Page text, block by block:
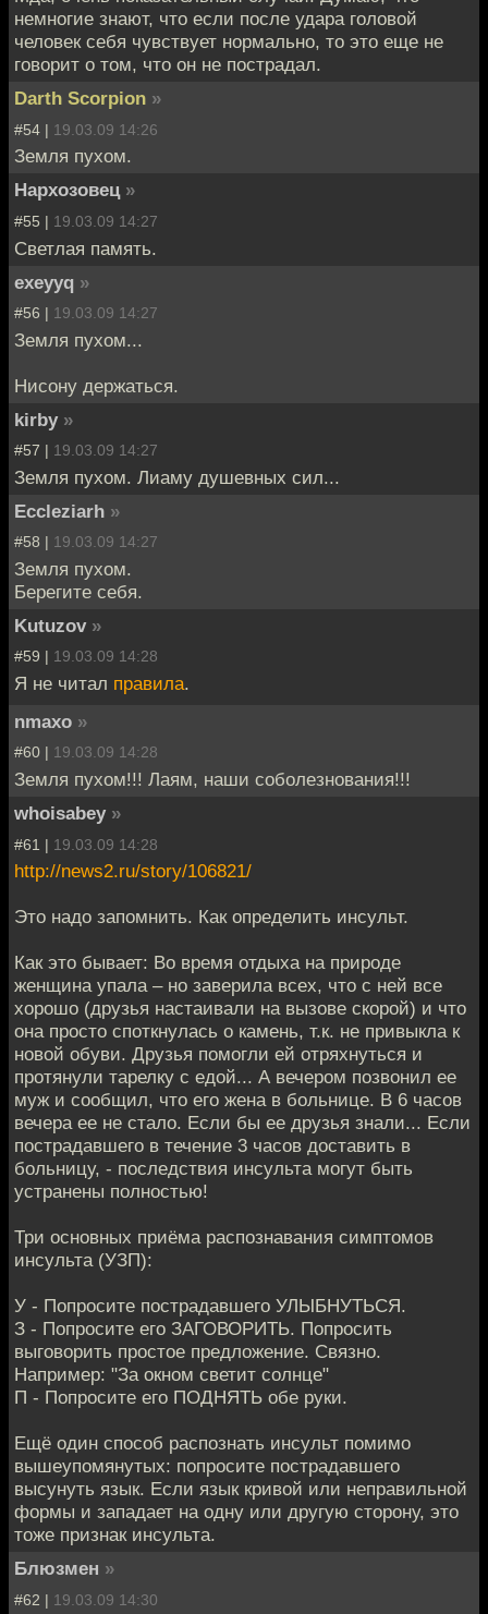
немногие знают, что если после удара головой
человек себя чувствует нормально, то это еще не
говорит о том, что он не пострадал.
Darth Scorpion »
#54 | 19.03.09 14:26
Земля пухом.
Нархозовец »
#55 | 19.03.09 14:27
Светлая память.
exeyyq »
#56 | 19.03.09 14:27
Земля пухом...
Нисону держаться.
kirby »
#57 | 19.03.09 14:27
Земля пухом. Лиаму душевных сил...
Eccleziarh »
#58 | 19.03.09 14:27
Земля пухом.
Берегите себя.
Kutuzov »
#59 | 19.03.09 14:28
Я не читал правила.
nmaxo »
#60 | 19.03.09 14:28
Земля пухом!!! Лаям, наши соболезнования!!!
whoisabey »
#61 | 19.03.09 14:28
http://news2.ru/story/106821/
Это надо запомнить. Как определить инсульт.
Как это бывает: Во время отдыха на природе
женщина упала – но заверила всех, что с ней все
хорошо (друзья настаивали на вызове скорой) и что
она просто споткнулась о камень, т.к. не привыкла к
новой обуви. Друзья помогли ей отряхнуться и
протянули тарелку с едой... А вечером позвонил ее
муж и сообщил, что его жена в больнице. В 6 часов
вечера ее не стало. Если бы ее друзья знали... Если
пострадавшего в течение 3 часов доставить в
больницу, - последствия инсульта могут быть
устранены полностью!
Три основных приёма распознавания симптомов
инсульта (УЗП):
У - Попросите пострадавшего УЛЫБНУТЬСЯ.
З - Попросите eго ЗАГОВОРИТЬ. Попросить
выговорить простое предложение. Связно.
Например: "За окном светит солнце"
П - Попросите его ПОДНЯТЬ обе руки.
Ещё один способ распознать инсульт помимо
вышеупомянутых: попросите пострадавшего
высунуть язык. Если язык кривой или неправильной
формы и западает на одну или другую сторону, это
тоже признак инсульта.
Блюзмен »
#62 | 19.03.09 14:30